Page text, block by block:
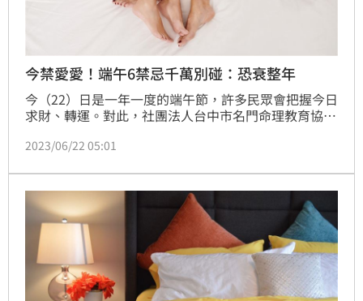
今禁愛愛！端午6禁忌千萬別碰：恐衰整年
今（22）日是一年一度的端午節，許多民眾會把握今日
求財、轉運。對此，社團法人台中市名門命理教育協會
眾千萬別犯，否則恐招來厄運。
2023/06/22 05:01